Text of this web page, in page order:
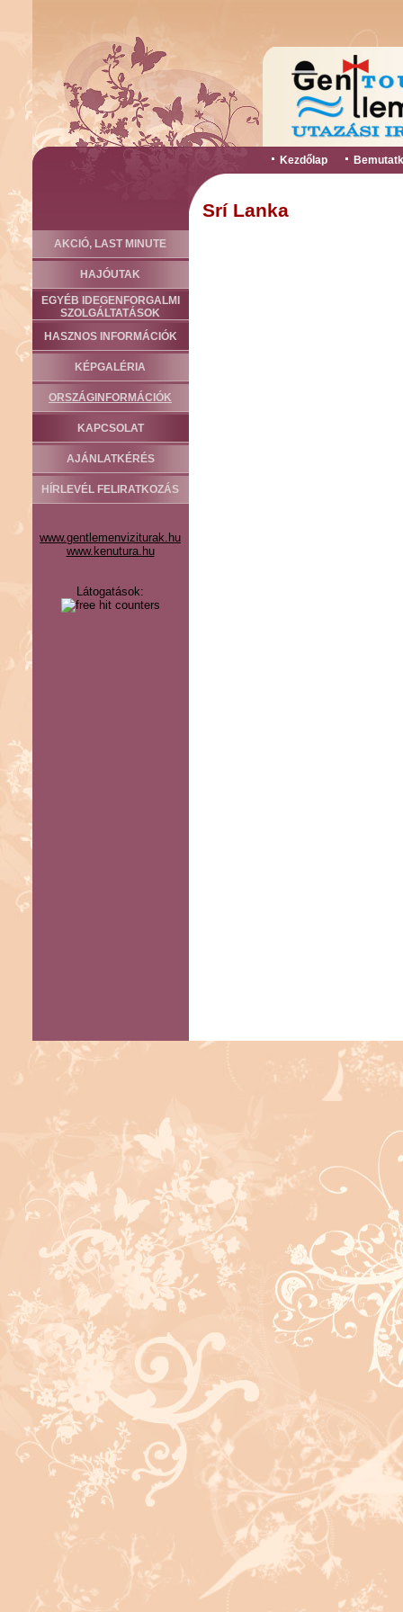
Kezdőlap
AKCIÓ, LAST MINUTE
HAJÓUTAK
EGYÉB IDEGENFORGALMI
SZOLGÁLTATÁSOK
HASZNOS INFORMÁCIÓK
KÉPGALÉRIA
ORSZÁGINFORMÁCIÓK
KAPCSOLAT
AJÁNLATKÉRÉS
HÍRLEVÉL FELIRATKOZÁS
www.gentlemenviziturak.hu
www.kenutura.hu
Látogatások:
Srí Lanka